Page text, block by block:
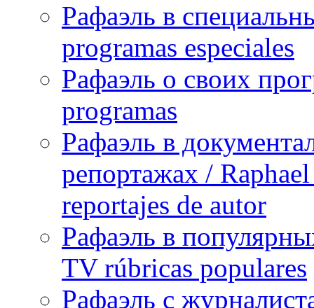
Рафаэль в
programas especiales
Рафаэль о своих
programas
Рафаэль в
репортажах /
reportajes de autor
Рафаэль в
TV rúbricas populares
Рафаэль с